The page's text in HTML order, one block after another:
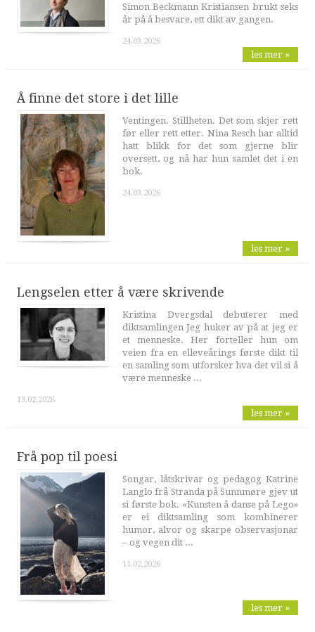
Simon Beckmann Kristiansen brukt seks
år på å besvare, ett dikt av gangen.
24.03.2026
les mer »
Å finne det store i det lille
Ventingen. Stillheten. Det som skjer rett
før eller rett etter. Nina Resch har alltid
hatt blikk for det som gjerne blir
oversett, og nå har hun samlet det i en
bok.
24.03.2026
les mer »
Lengselen etter å være skrivende
Kristina Dvergsdal debuterer med
diktsamlingen Jeg huker av på at jeg er
et menneske. Her forteller hun om
veien fra en elleveårings første dikt til
en samling som utforsker hva det vil si å
være menneske ...
13.02.2026
les mer »
Frå pop til poesi
Songar, låtskrivar og pedagog Katrine
Langlo frå Stranda på Sunnmøre gjev ut
si første bok. «Kunsten å danse på Lego»
er ei diktsamling som kombinerer
humor, alvor og skarpe observasjonar
– og vegen dit ...
11.02.2026
les mer »